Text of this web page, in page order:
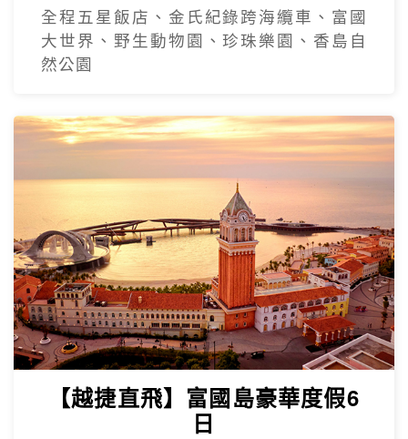
全程五星飯店、金氏紀錄跨海纜車、富國
大世界、野生動物園、珍珠樂園、香島自
然公園
【越捷直飛】富國島豪華度假6
日